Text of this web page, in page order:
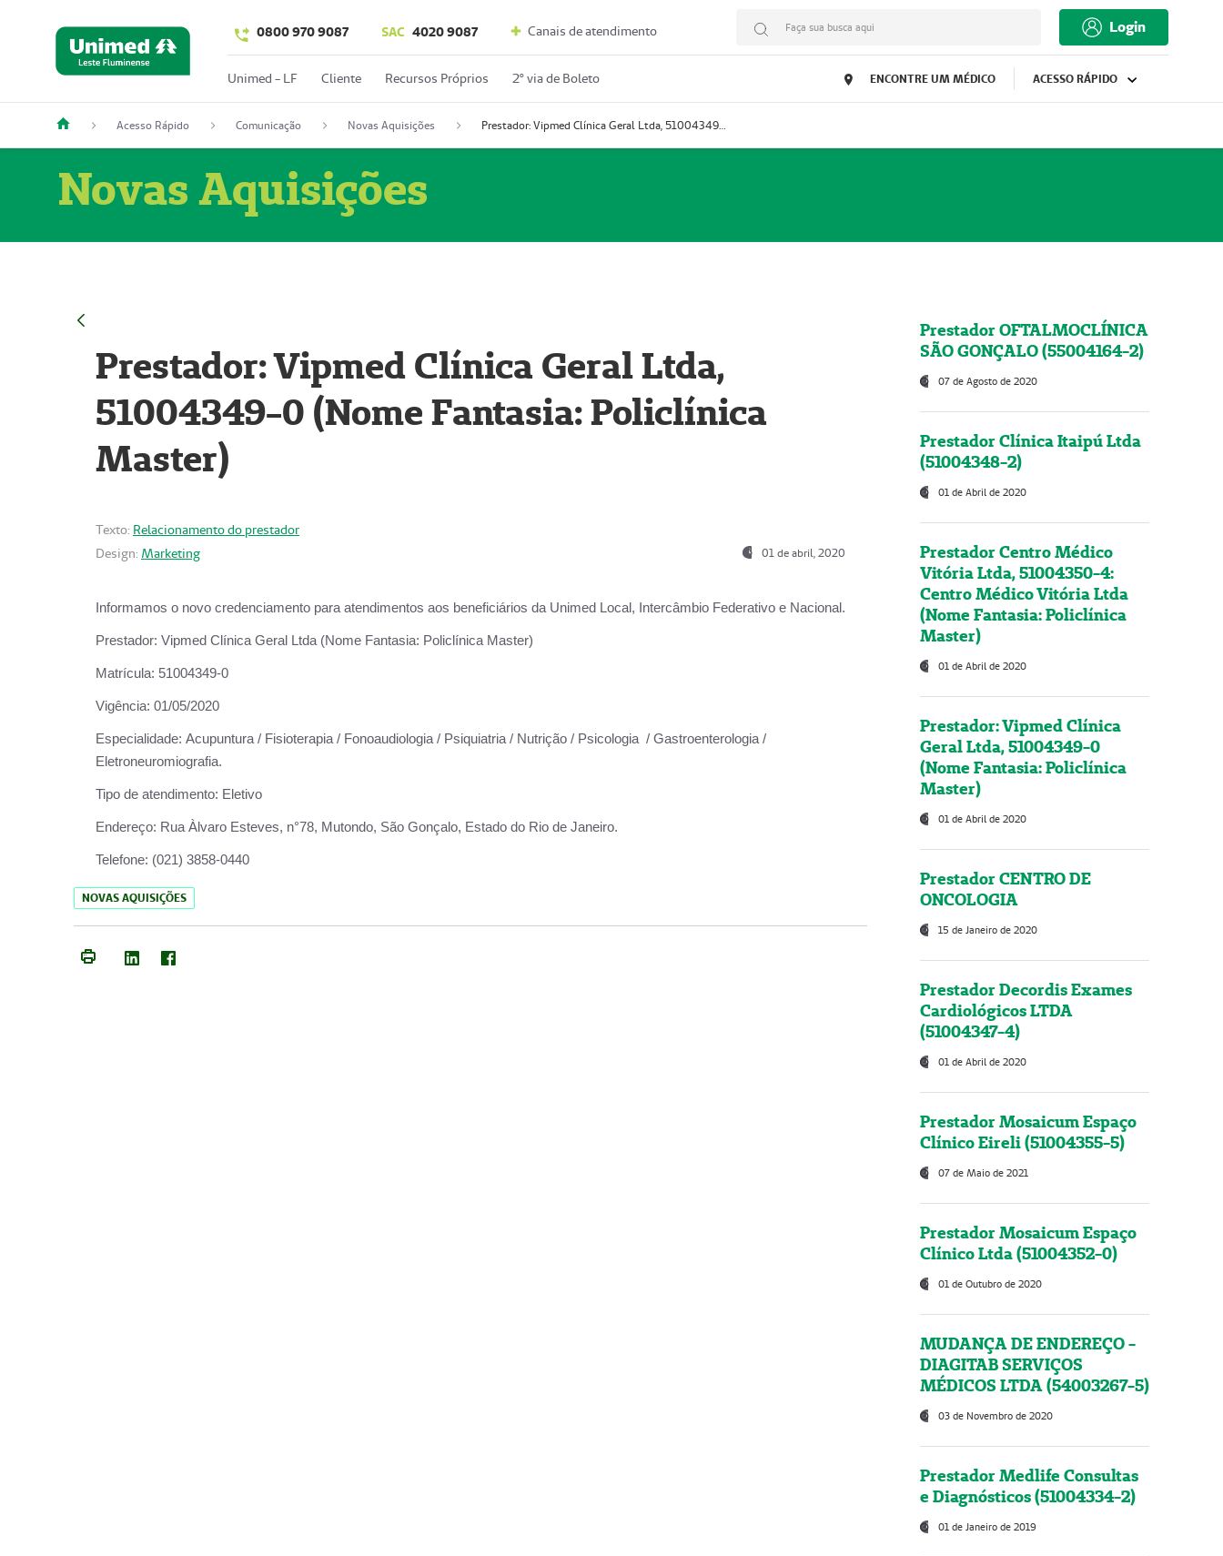
0800 970 9087 SAC 4020 9087 Canais de atendimento Faça sua busca aqui Login
Unimed - LF Cliente Recursos Próprios 2º via de Boleto ENCONTRE UM MÉDICO ACESSO RÁPIDO
Acesso Rápido Comunicação Novas Aquisições Prestador: Vipmed Clínica Geral Ltda, 51004349-0 (Nome Fantasia: Policlínica Master)
Novas Aquisições
Prestador: Vipmed Clínica Geral Ltda,
51004349-0 (Nome Fantasia: Policlínica
Master)
Texto: Relacionamento do prestador
Design: Marketing 01 de abril, 2020
Informamos o novo credenciamento para atendimentos aos beneficiários da Unimed Local, Intercâmbio Federativo e Nacional.
Prestador: Vipmed Clínica Geral Ltda (Nome Fantasia: Policlínica Master)
Matrícula: 51004349-0
Vigência: 01/05/2020
Especialidade: Acupuntura / Fisioterapia / Fonoaudiologia / Psiquiatria / Nutrição / Psicologia / Gastroenterologia /
Eletroneuromiografia.
Tipo de atendimento: Eletivo
Endereço: Rua Àlvaro Esteves, n°78, Mutondo, São Gonçalo, Estado do Rio de Janeiro.
Telefone: (021) 3858-0440
NOVAS AQUISIÇÕES
Prestador OFTALMOCLÍNICA
SÃO GONÇALO (55004164-2)
07 de Agosto de 2020
Prestador Clínica Itaipú Ltda
(51004348-2)
01 de Abril de 2020
Prestador Centro Médico
Vitória Ltda, 51004350-4:
Centro Médico Vitória Ltda
(Nome Fantasia: Policlínica
Master)
01 de Abril de 2020
Prestador: Vipmed Clínica
Geral Ltda, 51004349-0
(Nome Fantasia: Policlínica
Master)
01 de Abril de 2020
Prestador CENTRO DE
ONCOLOGIA
15 de Janeiro de 2020
Prestador Decordis Exames
Cardiológicos LTDA
(51004347-4)
01 de Abril de 2020
Prestador Mosaicum Espaço
Clínico Eireli (51004355-5)
07 de Maio de 2021
Prestador Mosaicum Espaço
Clínico Ltda (51004352-0)
01 de Outubro de 2020
MUDANÇA DE ENDEREÇO -
DIAGITAB SERVIÇOS
MÉDICOS LTDA (54003267-5)
03 de Novembro de 2020
Prestador Medlife Consultas
e Diagnósticos (51004334-2)
01 de Janeiro de 2019